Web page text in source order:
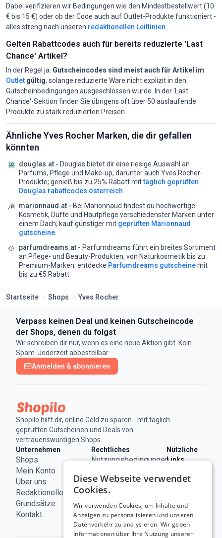
Dabei verifizieren wir Bedingungen wie den Mindestbestellwert (10
€ bis 15 €) oder ob der Code auch auf Outlet-Produkte funktioniert -
alles streng nach unseren redaktionellen Leitlinien
Gelten Rabattcodes auch für bereits reduzierte 'Last
Chance' Artikel?
In der Regel ja. Gutscheincodes sind meist auch für Artikel im
Outlet gültig, solange reduzierte Ware nicht explizit in den
Gutscheinbedingungen ausgeschlossen wurde. In der 'Last
Chance'-Sektion finden Sie übrigens oft über 50 auslaufende
Produkte zu stark reduzierten Preisen.
Ähnliche Yves Rocher Marken, die dir gefallen
könnten
douglas.at - Douglas bietet dir eine riesige Auswahl an
Parfums, Pflege und Make-up, darunter auch Yves Rocher-
Produkte; genieß bis zu 25% Rabatt mittäglich geprüften
Douglas rabattcodes österreich
marionnaud.at - Bei Marionnaud findest du hochwertige
Kosmetik, Düfte und Hautpflege verschiedenster Marken unter
einem Dach; kauf günstiger mit geprüften Marionnaud
gutscheine
parfumdreams.at - Parfumdreams führt ein breites Sortiment
an Pflege- und Beauty-Produkten, von Naturkosmetik bis zu
Premium-Marken; entdecke Parfumdreams gutscheinemit
bis zu €5 Rabatt.
Startseite Shops Yves Rocher
Verpass keinen Deal und keinen Gutscheincode
der Shops, denen du folgst
Wir schreiben dir nur, wenn es eine neue Aktion gibt. Kein
Spam. Jederzeit abbestellbar.
Anmelden & abonnieren
Shopilo hilft dir, online Geld zu sparen - mit täglich
geprüften Gutscheinen und Deals von
vertrauenswürdigen Shops.
Unternehmen
Shops
Mein Konto
Über uns
Redaktionelle
Grundsätze
Kontakt
Rechtliches
Nutzungsbedingungen
Datenschutzerklärung
Cookie-
Richtlinie
Nützliche
Links
Österreich
Diese Webseite verwendet
Cookies.
Wir verwenden Cookies, um Inhalte und
Anzeigen zu personalisieren und unseren
Datenverkehr zu analysieren. Wir geben
Informationen über Ihre Nutzung unserer